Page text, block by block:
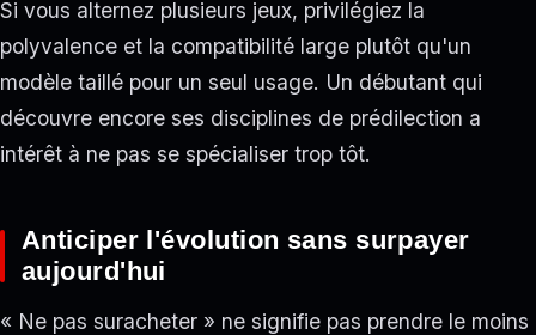
Si vous alternez plusieurs jeux, privilégiez la
polyvalence et la compatibilité large plutôt qu'un
modèle taillé pour un seul usage. Un débutant qui
découvre encore ses disciplines de prédilection a
intérêt à ne pas se spécialiser trop tôt.
Anticiper l'évolution sans surpayer
aujourd'hui
« Ne pas suracheter » ne signifie pas prendre le moins